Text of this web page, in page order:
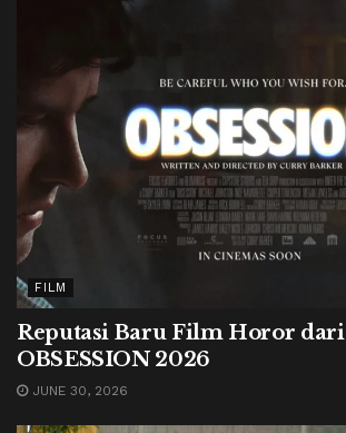
FILM
Reputasi Baru Film Horor dari
OBSESSION 2026
JUNE 30, 2026